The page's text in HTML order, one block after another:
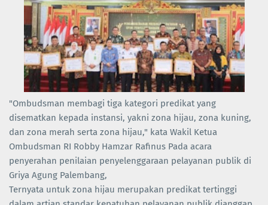
"Ombudsman membagi tiga kategori predikat yang
disematkan kepada instansi, yakni zona hijau, zona kuning,
dan zona merah serta zona hijau," kata Wakil Ketua
Ombudsman RI Robby Hamzar Rafinus Pada acara
penyerahan penilaian penyelenggaraan pelayanan publik di
Griya Agung Palembang,
Ternyata untuk zona hijau merupakan predikat tertinggi